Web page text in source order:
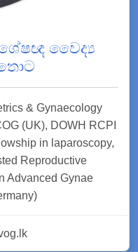
වෛද්‍ය
& Gynaecology
(UK), DOWH RCPI
in laparoscopy,
Reproductive
Advanced Gynae